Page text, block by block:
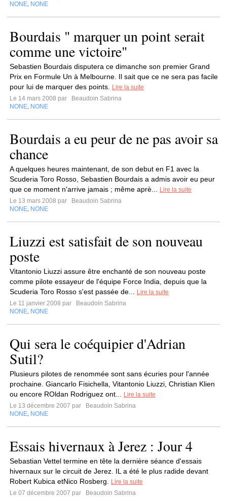
NONE NONE
Bourdais " marquer un point serait
comme une victoire"
Sebastien Bourdais disputera ce dimanche son premier Grand
Prix en Formule Un à Melbourne. Il sait que ce ne sera pas facile
pour lui de marquer des points.
Lire la suite
Le 14 mars 2008 par
Beaudoin Sabrina
NONE NONE
Bourdais a eu peur de ne pas avoir sa
chance
A quelques heures maintenant, de son debut en F1 avec la
Scuderia Toro Rosso, Sebastien Bourdais a admis avoir eu peur
que ce moment n'arrive jamais ; même aprè...
Lire la suite
Le 13 mars 2008 par
Beaudoin Sabrina
NONE NONE
Liuzzi est satisfait de son nouveau
poste
Vitantonio Liuzzi assure être enchanté de son nouveau poste
comme pilote essayeur de l'équipe Force India, depuis que la
Scuderia Toro Rosso s'est passée de...
Lire la suite
Le 11 janvier 2008 par
Beaudoin Sabrina
NONE NONE
Qui sera le coéquipier d'Adrian
Sutil?
Plusieurs pilotes de renommée sont sans écuries pour l'année
prochaine. Giancarlo Fisichella, Vitantonio Liuzzi, Christian Klien
ou encore ROldan Rodriguez ont...
Lire la suite
Le 13 décembre 2007 par
Beaudoin Sabrina
NONE NONE
Essais hivernaux à Jerez : Jour 4
Sebastian Vettel termine en tête la dernière séance d'essais
hivernaux sur le circuit de Jerez. IL a été le plus radide devant
Robert Kubica etNico Rosberg.
Lire la suite
Le 07 décembre 2007 par
Beaudoin Sabrina